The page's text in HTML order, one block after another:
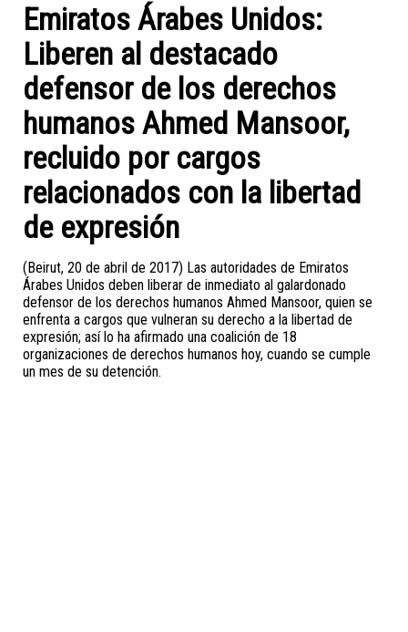
Emiratos Árabes Unidos:
Liberen al destacado
defensor de los derechos
humanos Ahmed Mansoor,
recluido por cargos
relacionados con la libertad
de expresión
(Beirut, 20 de abril de 2017) Las autoridades de Emiratos
Árabes Unidos deben liberar de inmediato al galardonado
defensor de los derechos humanos Ahmed Mansoor, quien se
enfrenta a cargos que vulneran su derecho a la libertad de
expresión; así lo ha afirmado una coalición de 18
organizaciones de derechos humanos hoy, cuando se cumple
un mes de su detención.